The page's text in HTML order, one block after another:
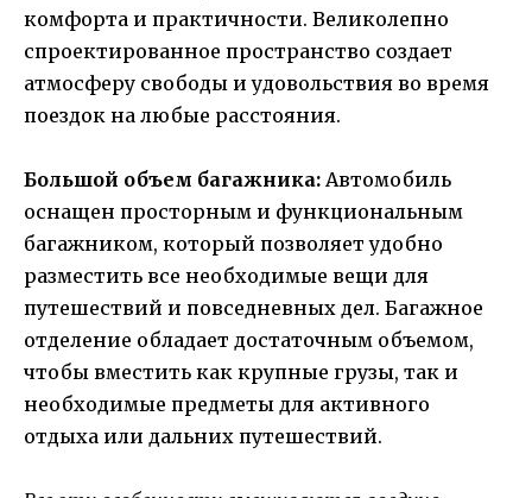
комфорта и практичности. Великолепно
спроектированное пространство создает
атмосферу свободы и удовольствия во время
поездок на любые расстояния.
Большой объем багажника: Автомобиль
оснащен просторным и функциональным
багажником, который позволяет удобно
разместить все необходимые вещи для
путешествий и повседневных дел. Багажное
отделение обладает достаточным объемом,
чтобы вместить как крупные грузы, так и
необходимые предметы для активного
отдыха или дальних путешествий.